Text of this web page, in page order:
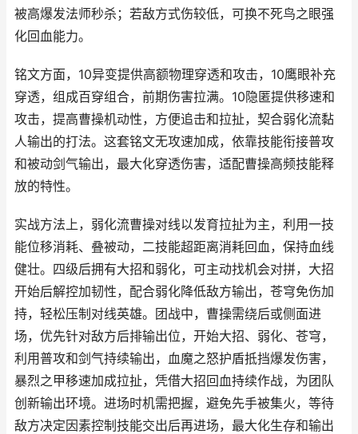
被高爆发法师秒杀；若敌方式伤较低，可换不死鸟之眼强
化回血能力。
铭文方面，10异变提供高额物理穿透和攻击，10鹰眼补充
穿透，组成百穿组合，前期伤害拉满。10隐匿提供移速和
攻击，提高曹操机动性，方便追击和拉扯，契合弱化流黏
人输出的打法。这套铭文无攻速加成，依靠技能衔接普攻
和被动剑气输出，最大化穿透伤害，适配曹操高频技能释
放的特性。
实战方法上，弱化流曹操对线以发育拉扯为主，利用一技
能位移消耗、叠被动，二技能超距离消耗回血，保持血线
健壮。四级后拥有大招和弱化，可主动找机会对拼，大招
开始后解控加韧性，配合弱化降低敌方输出，苍穹免伤加
持，轻松压制对线英雄。团战中，曹操需绕后或侧面进
场，优先针对敌方后排输出位，开始大招、弱化、苍穹，
利用普攻和剑气持续输出，血魔之怒护盾抵挡爆发伤害，
暴烈之甲移速加成拉扯，凭借大招回血持续作战，为团队
创新输出环境。进场时机需把握，避免先手被集火，等待
敌方决定因素控制技能交出后再进场，最大化生存和输出